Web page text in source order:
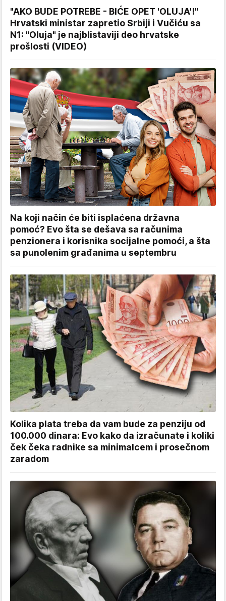
"AKO BUDE POTREBE - BIĆE OPET 'OLUJA'!"
Hrvatski ministar zapretio Srbiji i Vučiću sa
N1: "Oluja" je najblistaviji deo hrvatske
prošlosti (VIDEO)
Na koji način će biti isplaćena državna
pomoć? Evo šta se dešava sa računima
penzionera i korisnika socijalne pomoći, a šta
sa punolenim građanima u septembru
Kolika plata treba da vam bude za penziju od
100.000 dinara: Evo kako da izračunate i koliki
ček čeka radnike sa minimalcem i prosečnom
zaradom